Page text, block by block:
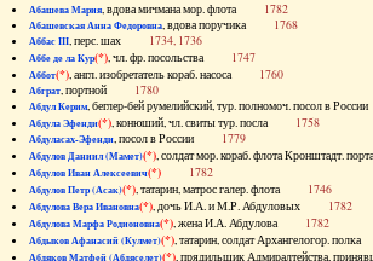
Абашева Мария, вдова мичмана мор. флота 1782
Абашевская Анна Федоровна, вдова поручика 1768
Аббас III, перс. шах 1734, 1736
Аббе де ла Кур(*), чл. фр. посольства 1747
Аббот(*), англ. изобретатель кораб. насоса 1760
Абграт, портной 1780
Абдул Керим, беглер-бей румелийский, тур. полномоч. посол в
Абдула Эфенди(*), конюший, чл. свиты тур. посла 1758
Абдуласах-Эфенди, посол в России 1779
Абдулов Даниил (Мамет)(*), солдат мор. кораб. флота Кронштадт.
Абдулов Иван Алексеевич(*) 1782
Абдулов Петр (Асак)(*), татарин, матрос галер. флота 1746
Абдулова Вера Ивановна(*), дочь И.А. и М.Р. Абдуловых 1782
Абдулова Марфа Родионовна(*), жена И.А. Абдулова 1782
Абдыков Афанасий (Кулмет)(*), татарин, солдат Архангелогор.
Абдяков Матфей (Абдяселет)(*), прядильщик Адмиралтейства,